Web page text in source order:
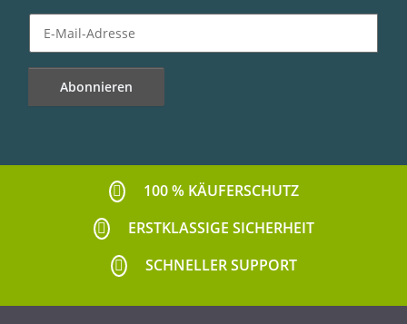
Abonnieren
100 % KÄUFERSCHUTZ
ERSTKLASSIGE SICHERHEIT
SCHNELLER SUPPORT